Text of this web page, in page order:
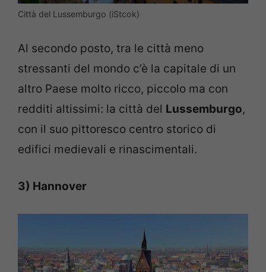
Città del Lussemburgo (iStcok)
Al secondo posto, tra le città meno
stressanti del mondo c’è la capitale di un
altro Paese molto ricco, piccolo ma con
redditi altissimi: la città del Lussemburgo,
con il suo pittoresco centro storico di
edifici medievali e rinascimentali.
3) Hannover